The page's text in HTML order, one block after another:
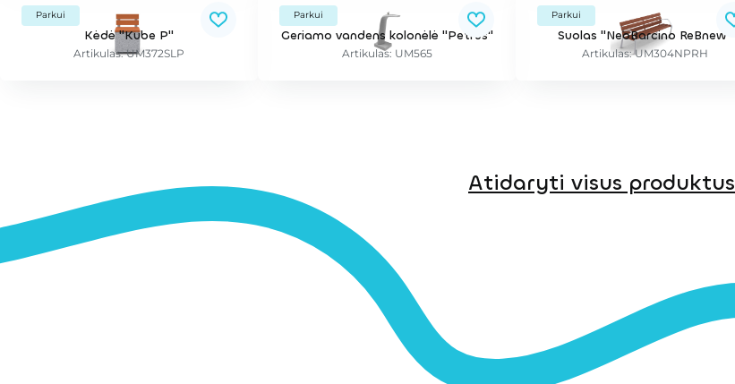
Parkui
Kėdė "Kube P"
Artikulas: UM372SLP
Parkui
Geriamo vandens kolonėlė "Petrus"
Artikulas: UM565
Parkui
Suolas "NeoBarcino ReBnew"
Artikulas: UM304NPRH
Atidaryti visus produktus